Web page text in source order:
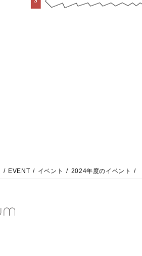
EVENT イベント 2024年度のイベント